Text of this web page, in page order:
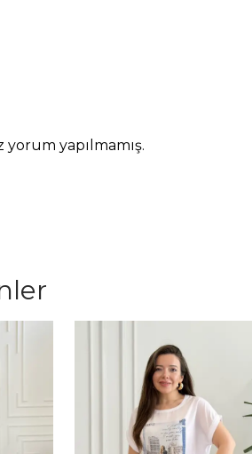
yapılmamış.